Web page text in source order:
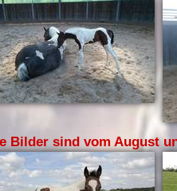
Bilder sind vom August